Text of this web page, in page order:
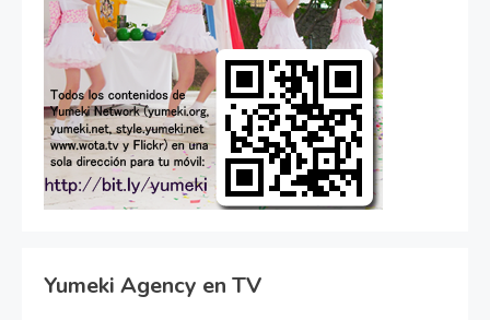
Yumeki Agency en TV